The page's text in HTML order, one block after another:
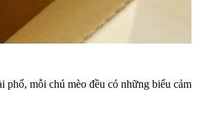
phố, mỗi chú mèo đều có những biểu cảm